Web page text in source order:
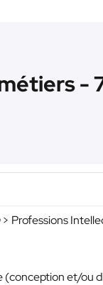
-
Professions
et/ou